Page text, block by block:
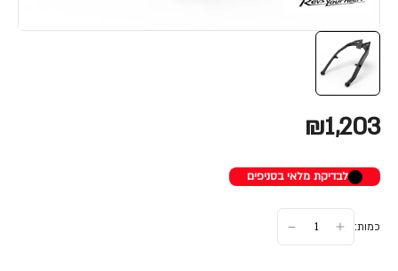
₪1,203
לבדיקת מלאי בסניפים
כמות: